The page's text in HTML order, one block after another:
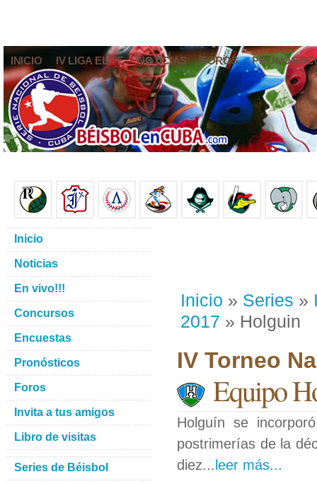
INICIO IV LIGA ELITE NOTICIAS FOROS
Inicio » Series »
2017 » Holguin
IV Torneo
Equipo
Holguín se
postrimerías de la
diez... leer más...
Inicio
Noticias
En vivo!!!
Concursos
Encuestas
Pronósticos
Foros
Invita a tus amigos
Libro de visitas
Series de Béisbol